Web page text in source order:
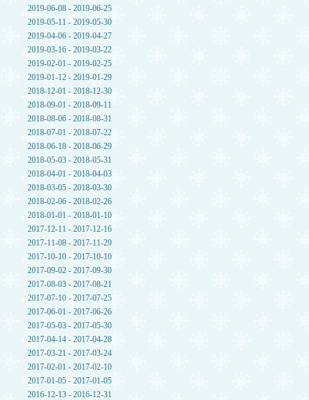
2019-06-08 - 2019-06-25
2019-05-11 - 2019-05-30
2019-04-06 - 2019-04-27
2019-03-16 - 2019-03-22
2019-02-01 - 2019-02-25
2019-01-12 - 2019-01-29
2018-12-01 - 2018-12-30
2018-09-01 - 2018-09-11
2018-08-06 - 2018-08-31
2018-07-01 - 2018-07-22
2018-06-18 - 2018-06-29
2018-05-03 - 2018-05-31
2018-04-01 - 2018-04-03
2018-03-05 - 2018-03-30
2018-02-06 - 2018-02-26
2018-01-01 - 2018-01-10
2017-12-11 - 2017-12-16
2017-11-08 - 2017-11-29
2017-10-10 - 2017-10-10
2017-09-02 - 2017-09-30
2017-08-03 - 2017-08-21
2017-07-10 - 2017-07-25
2017-06-01 - 2017-06-26
2017-05-03 - 2017-05-30
2017-04-14 - 2017-04-28
2017-03-21 - 2017-03-24
2017-02-01 - 2017-02-10
2017-01-05 - 2017-01-05
2016-12-13 - 2016-12-31